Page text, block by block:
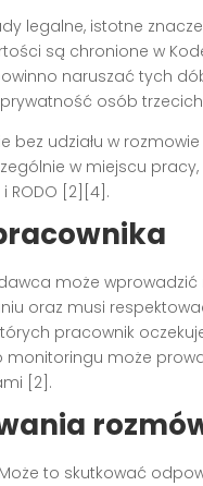
legalne, istotne
są chronione w
naruszać tych
osób
bez udziału w
w miejscu
RODO [2][4].
może
oraz musi
pracownik
monitoringu może
[2].
to skutkować